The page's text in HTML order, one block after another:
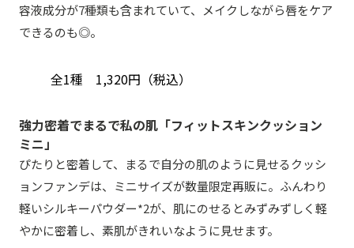
容液成分が7種類も含まれていて、メイクしながら唇をケア
できるのも◎。
全1種 1,320円（税込）
強力密着でまるで私の肌「フィットスキンクッション
ミニ」
ぴたりと密着して、まるで自分の肌のように見せるクッシ
ョンファンデは、ミニサイズが数量限定再販に。ふんわり
軽いシルキーパウダー*2が、肌にのせるとみずみずしく軽
やかに密着し、素肌がきれいなように見せます。